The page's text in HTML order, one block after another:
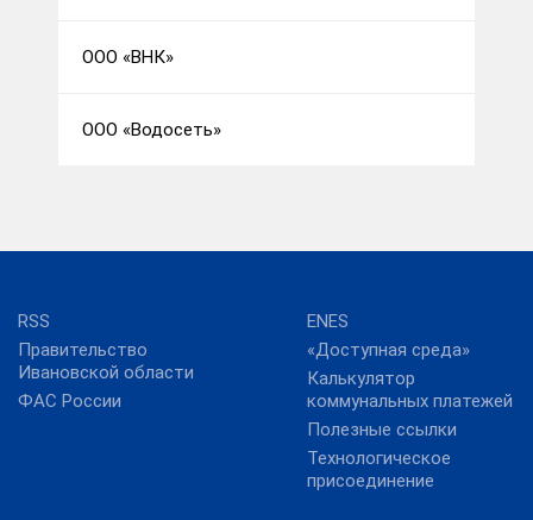
ООО «ВНК»
ООО «Водосеть»
RSS
Правительство
Ивановской области
ФАС России
ENES
«Доступная среда»
Калькулятор
коммунальных платежей
Полезные ссылки
Технологическое
присоединение